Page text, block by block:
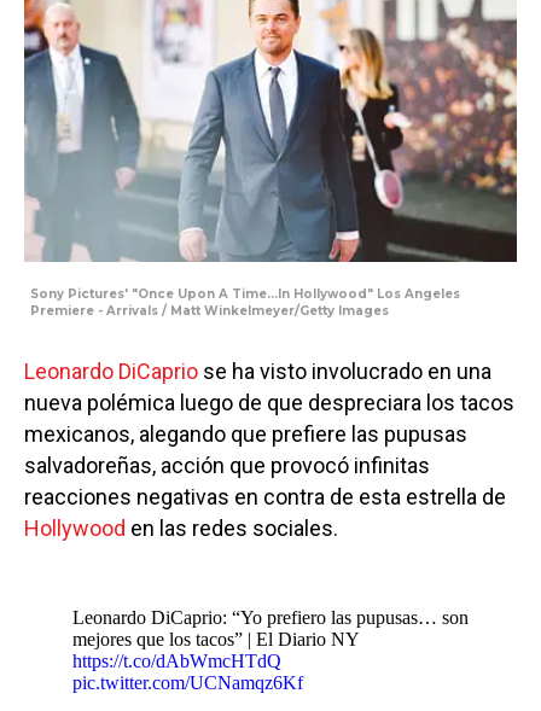
Sony Pictures' "Once Upon A Time...In Hollywood" Los Angeles
Premiere - Arrivals / Matt Winkelmeyer/Getty Images
Leonardo DiCaprio se ha visto involucrado en una
nueva polémica luego de que despreciara los tacos
mexicanos, alegando que prefiere las pupusas
salvadoreñas, acción que provocó infinitas
reacciones negativas en contra de esta estrella de
Hollywood en las redes sociales.
Leonardo DiCaprio: “Yo prefiero las pupusas… son
mejores que los tacos” | El Diario NY
https://t.co/dAbWmcHTdQ
pic.twitter.com/UCNamqz6Kf